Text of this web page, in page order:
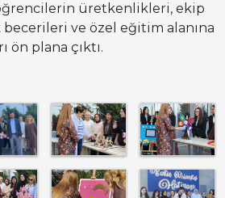
üretkenlikleri, ekip
becerileri ve özel eğitim alanına
ön plana çıktı.